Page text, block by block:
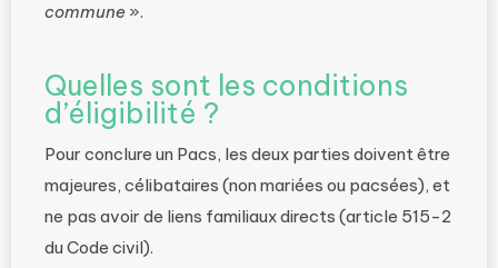
commune ».
Quelles sont les conditions
d’éligibilité ?
Pour conclure un Pacs, les deux parties doivent être
majeures, célibataires (non mariées ou pacsées), et
ne pas avoir de liens familiaux directs (article 515-2
du Code civil).